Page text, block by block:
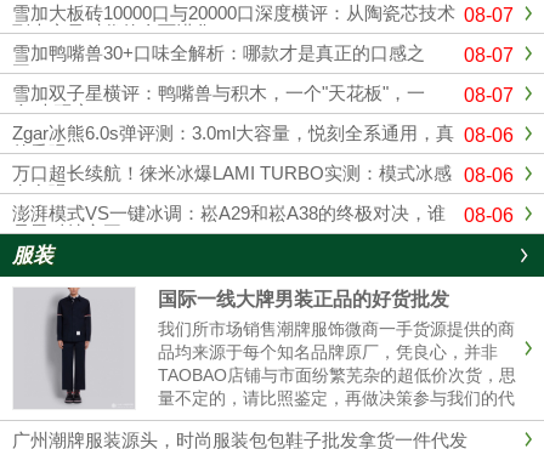
08-07
雪加大板砖10000口与20000口深度横评：从陶瓷芯技术
到大容量时代的全面进化
08-07
雪加鸭嘴兽30+口味全解析：哪款才是真正的口感之
王？
08-07
雪加双子星横评：鸭嘴兽与积木，一个"天花板"，一
个"大玩家"
08-06
Zgar冰熊6.0s弹评测：3.0ml大容量，悦刻全系通用，真
的香吗？
08-06
万口超长续航！徕米冰爆LAMI TURBO实测：模式冰感
有多强？
08-06
澎湃模式VS一键冰调：崧A29和崧A38的终极对决，谁
是黑科技之王？
服装
国际一线大牌男装正品的好货批发
我们所市场销售潮牌服饰微商一手货源提供的商
品均来源于每个知名品牌原厂，凭良心，并非
TAOBAO店铺与市面纷繁芜杂的超低价次货，思
量不定的，请比照鉴定，再做决策参与我们的代
理商。 我们的服装不管做工、用材，原产地都是
和淘宝店铺的衣服彻底不同的，所以本质没有对
广州潮牌服装源头，时尚服装包包鞋子批发拿货一件代发